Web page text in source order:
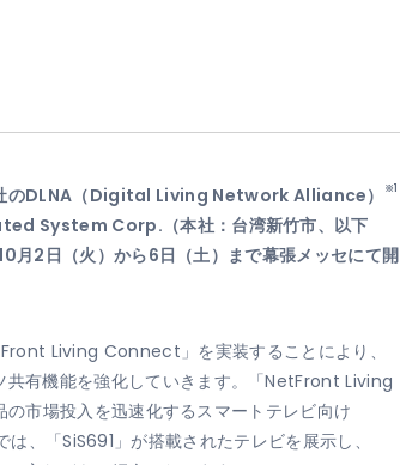
社のDLNA（Digital Living Network Alliance） ※1
System Corp.（本社：台湾新竹市、以下
月2日（火）から6日（土）まで幕張メッセにて開
Living Connect」を実装することにより、
共有機能を強化していきます。「NetFront Living
市場投入を迅速化するスマートテレビ向け
「SiS691」が搭載されたテレビを展示し、